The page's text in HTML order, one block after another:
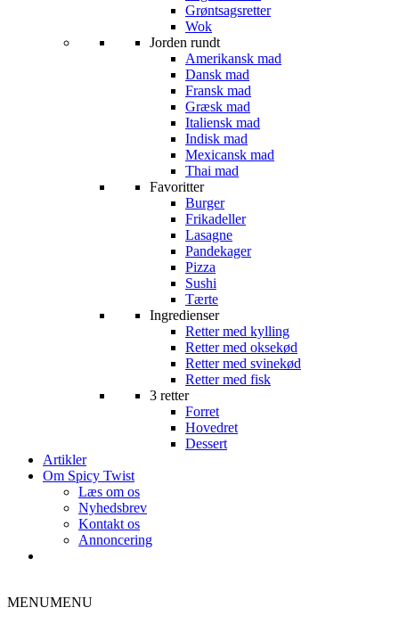
Grøntsagsretter
Wok
Jorden rundt
Amerikansk mad
Dansk mad
Fransk mad
Græsk mad
Italiensk mad
Indisk mad
Mexicansk mad
Thai mad
Favoritter
Burger
Frikadeller
Lasagne
Pandekager
Pizza
Sushi
Tærte
Ingredienser
Retter med kylling
Retter med oksekød
Retter med svinekød
Retter med fisk
3 retter
Forret
Hovedret
Dessert
Artikler
Om Spicy Twist
Læs om os
Nyhedsbrev
Kontakt os
Annoncering
MENUMENU